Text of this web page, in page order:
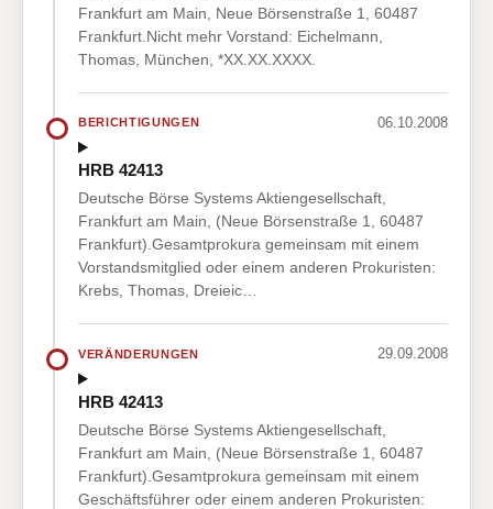
Frankfurt am Main, Neue Börsenstraße 1, 60487
Frankfurt.Nicht mehr Vorstand: Eichelmann,
Thomas, München, *XX.XX.XXXX.
BERICHTIGUNGEN 06.10.2008
HRB 42413
Deutsche Börse Systems Aktiengesellschaft,
Frankfurt am Main, (Neue Börsenstraße 1, 60487
Frankfurt).Gesamtprokura gemeinsam mit einem
Vorstandsmitglied oder einem anderen Prokuristen:
Krebs, Thomas, Dreieic…
VERÄNDERUNGEN 29.09.2008
HRB 42413
Deutsche Börse Systems Aktiengesellschaft,
Frankfurt am Main, (Neue Börsenstraße 1, 60487
Frankfurt).Gesamtprokura gemeinsam mit einem
Geschäftsführer oder einem anderen Prokuristen: